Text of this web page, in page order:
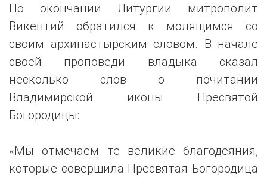
По окончании Литургии митрополит
Викентий обратился к молящимся со
своим архипастырским словом. В начале
своей проповеди владыка сказал
несколько слов о почитании
Владимирской иконы Пресвятой
Богородицы:
«Мы отмечаем те великие благодеяния,
которые совершила Пресвятая Богородица